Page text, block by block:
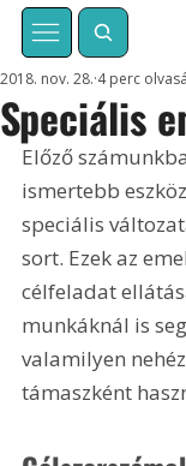
Speciális
2018. nov. 28. 4 perc
Előző
ismertebb
speciális
sort. Ezek az
célfeladat
munkáknál is
valamilyen
támaszként